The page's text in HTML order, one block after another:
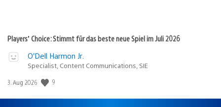
Players’ Choice: Stimmt für das beste neue Spiel im Juli 2026
O’Dell Harmon Jr.
Specialist, Content Communications, SIE
Veröffentlichungsdatum:
3. Aug 2026 9